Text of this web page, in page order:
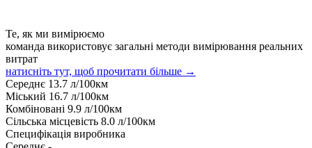
Те, як ми вимірюємо
команда використовує загальні методи вимірювання реальних
витрат
натисніть тут, щоб прочитати більше →
Середнє 13.7 л/100км
Міський 16.7 л/100км
Комбіновані 9.9 л/100км
Сільська місцевість 8.0 л/100км
Специфікація виробника